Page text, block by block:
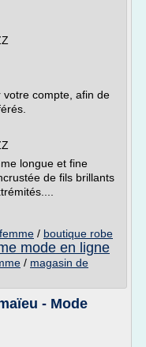
compte, afin de
longue et fine
de fils brillants
/ boutique robe
mode en ligne
/ magasin de
- Mode